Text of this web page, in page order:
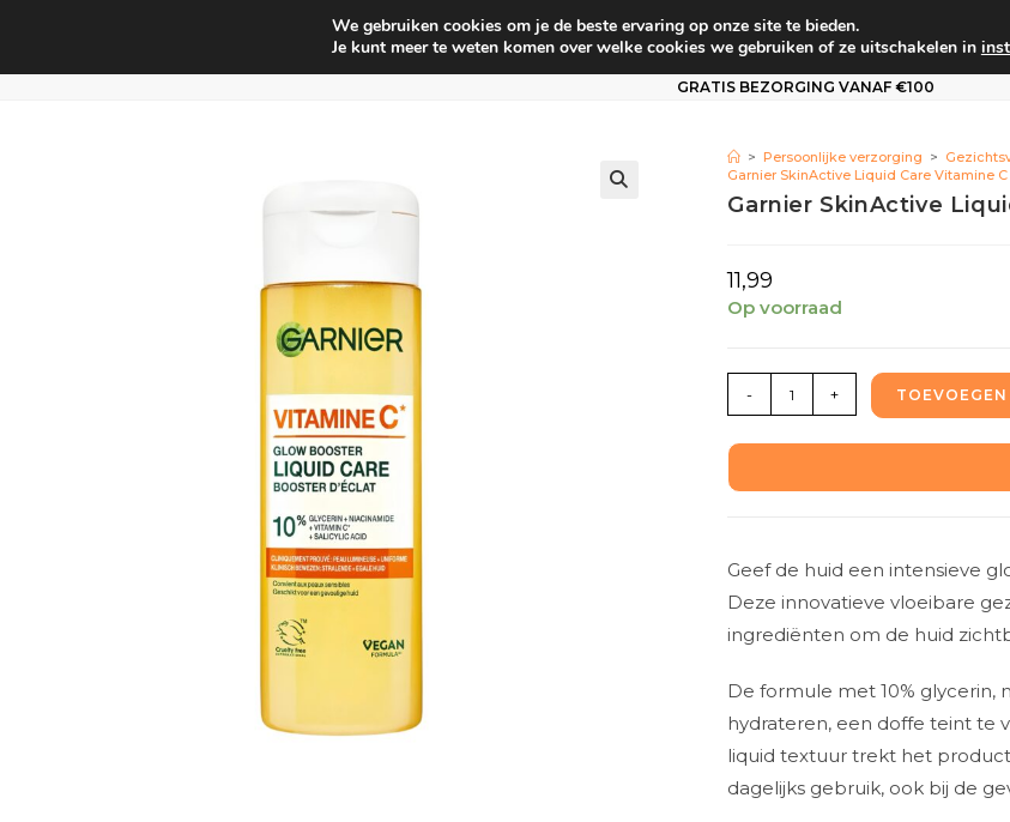
Huishouden Interieur parfum Babyverzorging Persoonlijke verzorging
GRATIS BEZORGING VANAF €100
> Persoonlijke verzorging >
Garnier SkinActive Liquid Care Vitamine
Garnier SkinActive
11,99
Op voorraad
- +
Geef de huid een intensieve
Deze innovatieve vloeibare
ingrediënten om de huid
De formule met 10% glycerin,
hydrateren, een doffe teint te
liquid textuur trekt het
dagelijks gebruik, ook bij de
We gebruiken cookies om je de beste ervaring op onze site te bieden.
Je kunt meer te weten komen over welke cookies we gebruiken of ze uitschakelen in